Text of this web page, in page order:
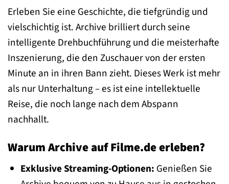
Erleben Sie eine Geschichte, die tiefgründig und
vielschichtig ist. Archive brilliert durch seine
intelligente Drehbuchführung und die meisterhafte
Inszenierung, die den Zuschauer von der ersten
Minute an in ihren Bann zieht. Dieses Werk ist mehr
als nur Unterhaltung – es ist eine intellektuelle
Reise, die noch lange nach dem Abspann
nachhallt.
Warum Archive auf Filme.de erleben?
Exklusive Streaming-Optionen: Genießen Sie